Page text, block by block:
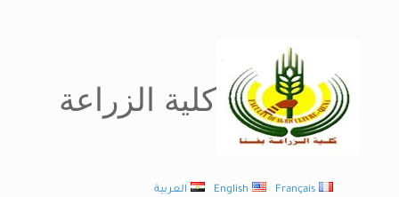
كلية الزراعة
العربية English Français